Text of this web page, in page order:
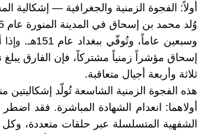
أولاً: الفجوة الزمنية والجغرافية — إشكالية
إسحاق مؤشراً زمنياً مشتركاً، فإن الفارق
ثلاثة وأربعة أجيال متعاقبة.
هذه الفجوة الزمنية الشاسعة تُولّد إشكاليتين
أولاهما: انعدام الشهادة المباشرة. فقد
الشفهية المتسلسلة عبر حلقات متعددة،